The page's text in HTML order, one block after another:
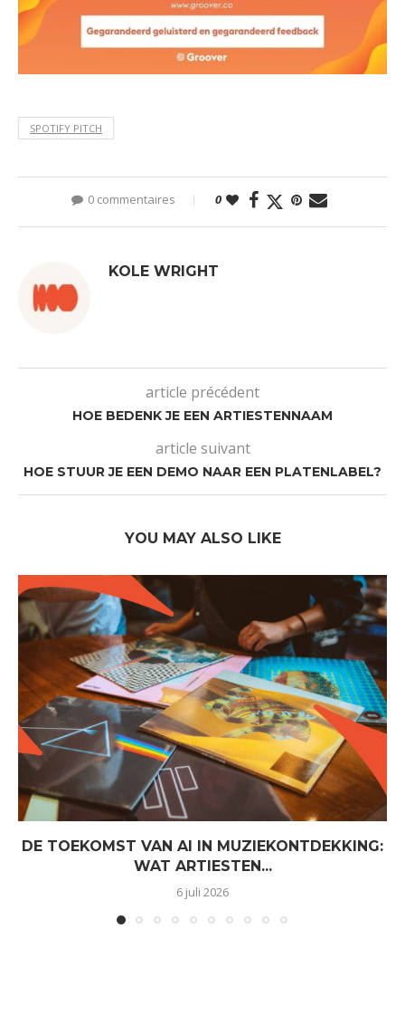
SPOTIFY PITCH
0 commentaires 0
KOLE WRIGHT
article précédent
HOE BEDENK JE EEN ARTIESTENNAAM
article suivant
HOE STUUR JE EEN DEMO NAAR EEN PLATENLABEL?
YOU MAY ALSO LIKE
DE TOEKOMST VAN AI IN MUZIEKONTDEKKING:
WAT ARTIESTEN...
6 juli 2026